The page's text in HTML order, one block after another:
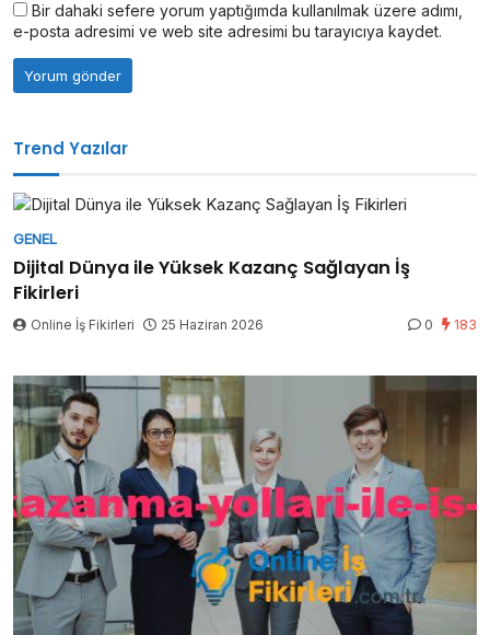
Bir dahaki sefere yorum yaptığımda kullanılmak üzere adımı,
e-posta adresimi ve web site adresimi bu tarayıcıya kaydet.
Trend Yazılar
GENEL
Dijital Dünya ile Yüksek Kazanç Sağlayan İş
Fikirleri
Online İş Fikirleri 25 Haziran 2026 0 183